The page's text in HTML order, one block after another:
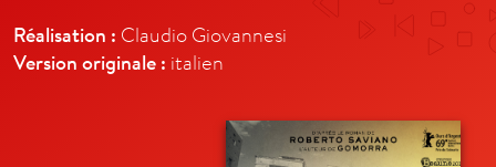
Réalisation : Claudio Giovannesi
Version originale : italien